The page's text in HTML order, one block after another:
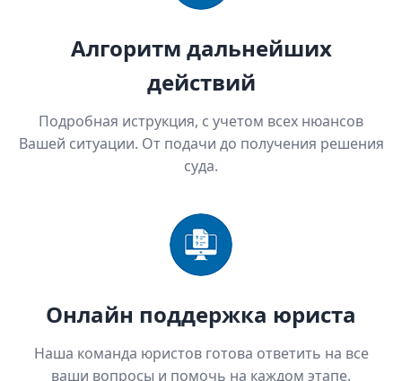
Алгоритм дальнейших
действий
Подробная иструкция, с учетом всех нюансов
Вашей ситуации. От подачи до получения решения
суда.
Онлайн поддержка юриста
Наша команда юристов готова ответить на все
ваши вопросы и помочь на каждом этапе.